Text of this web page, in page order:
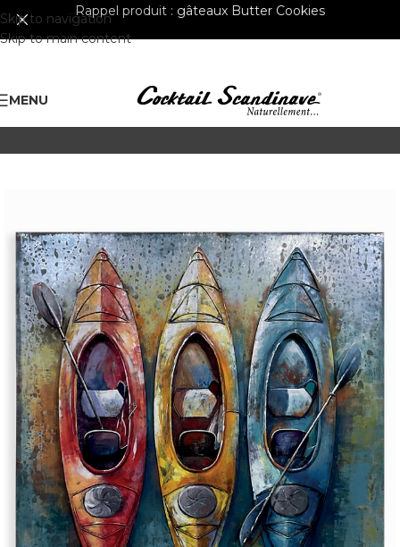
Skip to navigation
Skip to main content
Rappel produit : gâteaux Butter Cookies
MENU